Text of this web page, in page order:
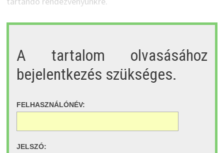
A tartalom olvasásához
bejelentkezés szükséges.
FELHASZNÁLÓNÉV:
JELSZÓ: